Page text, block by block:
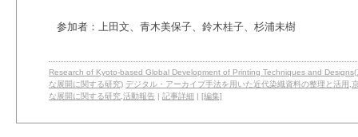
参加者：上田文、青木美保子、鈴木桂子、杉浦未樹
Research of Kyoto-based Global Development of Printing Techniques and Designs(
な展開に関する研究) デジタル・アーカイブ手法を用いた近代染織資料の整理と活用
な展開に関する研究 活動報告 | 記事詳細 | [編集]